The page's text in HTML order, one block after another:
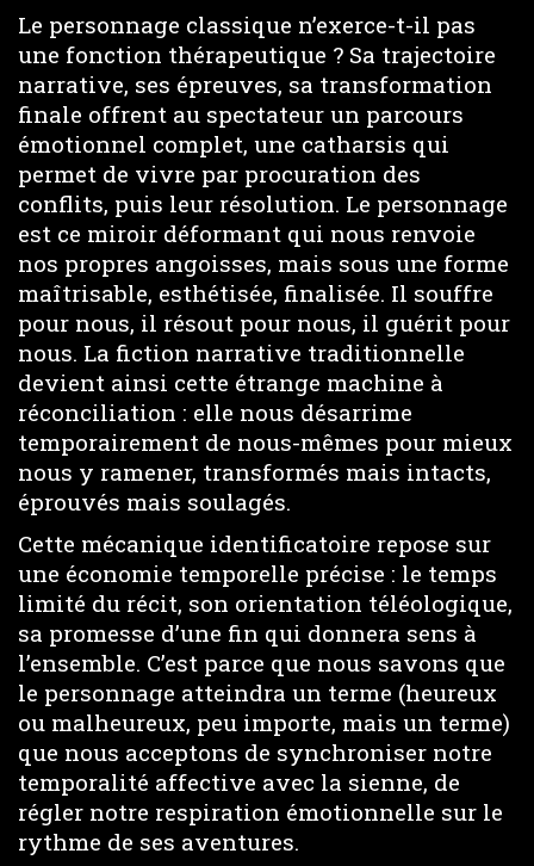
Le personnage classique n’exerce-t-il pas
une fonction thérapeutique ? Sa trajectoire
narrative, ses épreuves, sa transformation
finale offrent au spectateur un parcours
émotionnel complet, une catharsis qui
permet de vivre par procuration des
conflits, puis leur résolution. Le personnage
est ce miroir déformant qui nous renvoie
nos propres angoisses, mais sous une forme
maîtrisable, esthétisée, finalisée. Il souffre
pour nous, il résout pour nous, il guérit pour
nous. La fiction narrative traditionnelle
devient ainsi cette étrange machine à
réconciliation : elle nous désarrime
temporairement de nous-mêmes pour mieux
nous y ramener, transformés mais intacts,
éprouvés mais soulagés.
Cette mécanique identificatoire repose sur
une économie temporelle précise : le temps
limité du récit, son orientation téléologique,
sa promesse d’une fin qui donnera sens à
l’ensemble. C’est parce que nous savons que
le personnage atteindra un terme (heureux
ou malheureux, peu importe, mais un terme)
que nous acceptons de synchroniser notre
temporalité affective avec la sienne, de
régler notre respiration émotionnelle sur le
rythme de ses aventures.